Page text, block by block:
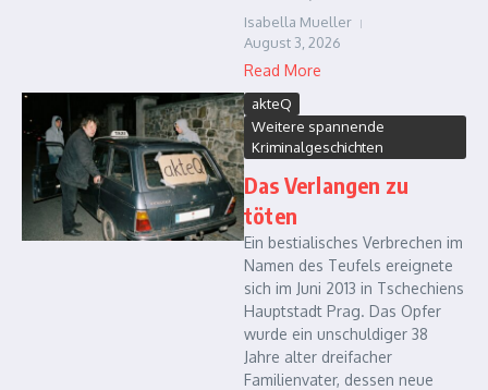
Isabella Mueller
August 3, 2026
Read More
akteQ
Weitere spannende
Kriminalgeschichten
Das Verlangen zu
töten
Ein bestialisches Verbrechen im
Namen des Teufels ereignete
sich im Juni 2013 in Tschechiens
Hauptstadt Prag. Das Opfer
wurde ein unschuldiger 38
Jahre alter dreifacher
Familienvater, dessen neue